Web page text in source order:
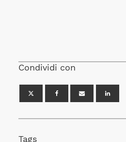
Condividi con
Tags